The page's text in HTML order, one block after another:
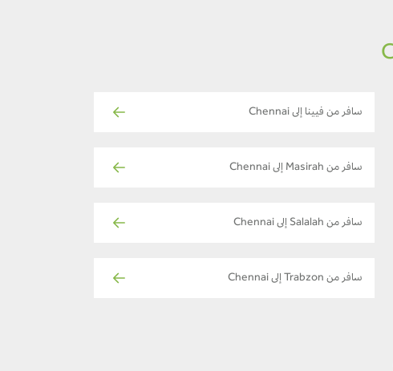
سافر من فيينا إلى Chennai
سافر من Masirah إلى Chennai
سافر من Salalah إلى Chennai
سافر من Trabzon إلى Chennai